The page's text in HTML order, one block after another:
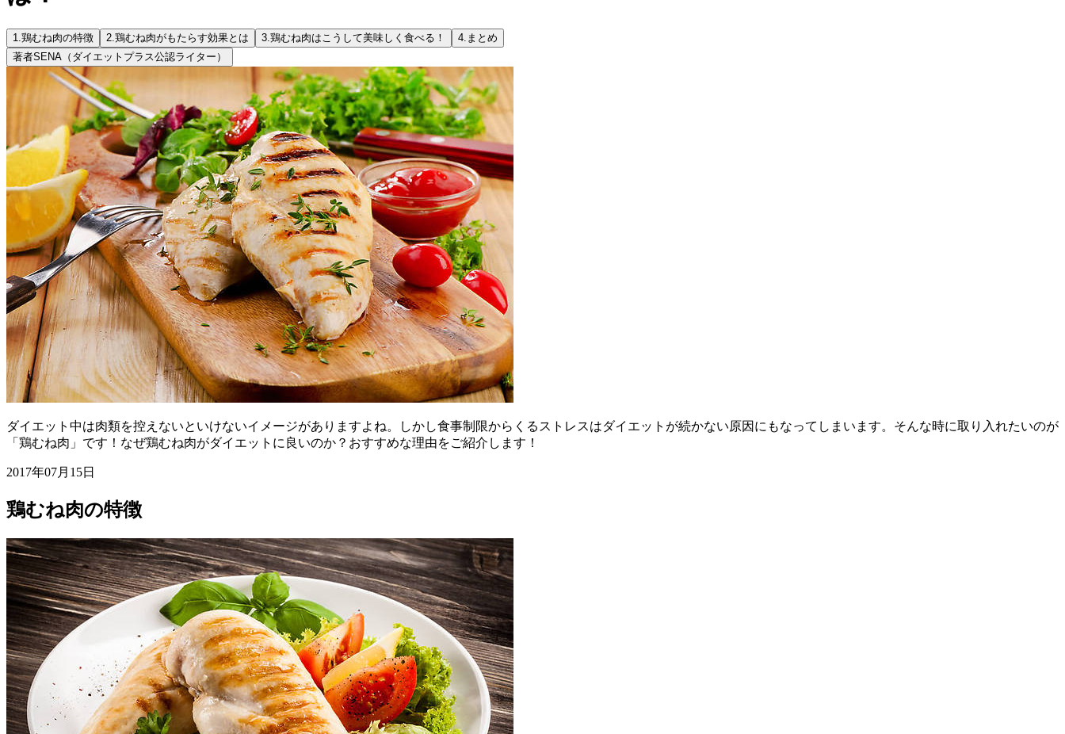
1.鶏むね肉の特徴 2.鶏むね肉がもたらす効果とは 3.鶏むね肉はこうして美味しく食べる！ 4. まとめ
著者SENA（ダイエットプラス公認ライター）
ダイエット中は肉類を控えないといけないイメージがありますよね。しかし食事制限からくるストレスはダイエットが続かない原因にもなってしまいます。そんな時に取り入れたいのが
「鶏むね肉」です！なぜ鶏むね肉がダイエットに良いのか？おすすめな理由をご紹介します！
2017年07月15日
鶏むね肉の特徴